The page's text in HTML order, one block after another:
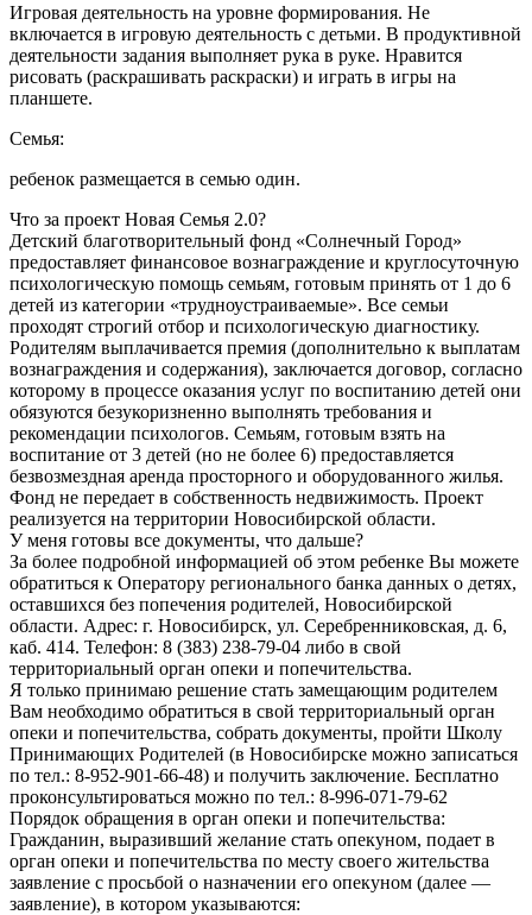
Игровая деятельность на уровне формирования. Не
включается в игровую деятельность с детьми. В продуктивной
деятельности задания выполняет рука в руке. Нравится
рисовать (раскрашивать раскраски) и играть в игры на
планшете.
Семья:
ребенок размещается в семью один.
Что за проект Новая Семья 2.0?
Детский благотворительный фонд «Солнечный Город»
предоставляет финансовое вознаграждение и круглосуточную
психологическую помощь семьям, готовым принять от 1 до 6
детей из категории «трудноустраиваемые». Все семьи
проходят строгий отбор и психологическую диагностику.
Родителям выплачивается премия (дополнительно к выплатам
вознаграждения и содержания), заключается договор, согласно
которому в процессе оказания услуг по воспитанию детей они
обязуются безукоризненно выполнять требования и
рекомендации психологов. Семьям, готовым взять на
воспитание от 3 детей (но не более 6) предоставляется
безвозмездная аренда просторного и оборудованного жилья.
Фонд не передает в собственность недвижимость. Проект
реализуется на территории Новосибирской области.
У меня готовы все документы, что дальше?
За более подробной информацией об этом ребенке Вы можете
обратиться к Оператору регионального банка данных о детях,
оставшихся без попечения родителей, Новосибирской
области. Адрес: г. Новосибирск, ул. Серебренниковская, д. 6,
каб. 414. Телефон: 8 (383) 238-79-04 либо в свой
территориальный орган опеки и попечительства.
Я только принимаю решение стать замещающим родителем
Вам необходимо обратиться в свой территориальный орган
опеки и попечительства, собрать документы, пройти Школу
Принимающих Родителей (в Новосибирске можно записаться
по тел.: 8-952-901-66-48) и получить заключение. Бесплатно
проконсультироваться можно по тел.: 8-996-071-79-62
Порядок обращения в орган опеки и попечительства:
Гражданин, выразивший желание стать опекуном, подает в
орган опеки и попечительства по месту своего жительства
заявление с просьбой о назначении его опекуном (далее —
заявление), в котором указываются: